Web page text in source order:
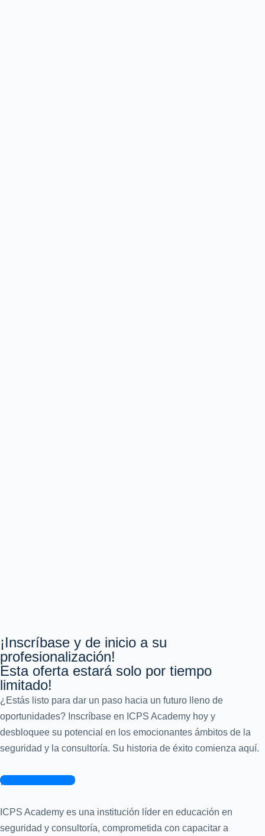
¡Inscríbase y de inicio a su
profesionalización!
Esta oferta estará solo por tiempo
limitado!
¿Estás listo para dar un paso hacia un futuro lleno de
oportunidades? Inscríbase en ICPS Academy hoy y
desbloquee su potencial en los emocionantes ámbitos de la
seguridad y la consultoría. Su historia de éxito comienza aquí.
¡Regístrate ahora!
ICPS Academy es una institución líder en educación en
seguridad y consultoría, comprometida con capacitar a